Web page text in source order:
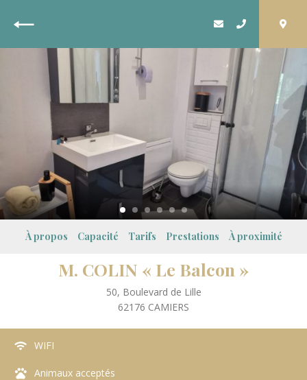
Retour
À propos Capacité Tarifs Prestations À proximité
M. COLIN « Le Balcon »
50, Boulevard de Lille
62176 CAMIERS
WIFI
Animaux acceptés